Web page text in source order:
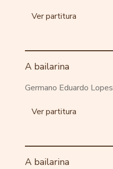
Ver partitura
A bailarina
Germano Eduardo Lopes
Ver partitura
A bailarina